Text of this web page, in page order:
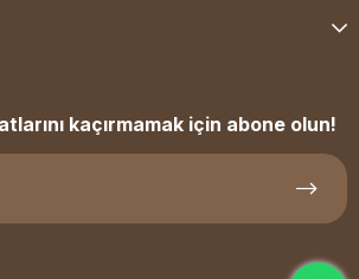
kaçırmamak için abone olun!